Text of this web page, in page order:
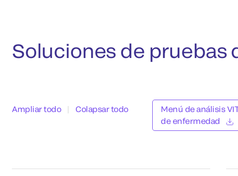
Soluciones de pruebas
Ampliar todo | Colapsar todo Menú de análisis
de enfermedad